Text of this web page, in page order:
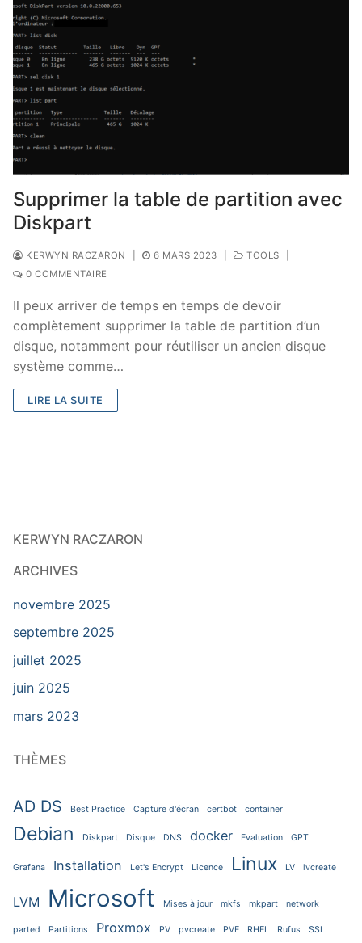
Supprimer la table de partition avec
Diskpart
KERWYN RACZARON 6 MARS 2023 TOOLS
0 COMMENTAIRE
Il peux arriver de temps en temps de devoir
complètement supprimer la table de partition d’un
disque, notamment pour réutiliser un ancien disque
système comme…
LIRE LA SUITE
KERWYN RACZARON
ARCHIVES
novembre 2025
septembre 2025
juillet 2025
juin 2025
mars 2023
THÈMES
AD DS Best Practice Capture d'écran certbot container
Debian Diskpart Disque DNS docker Evaluation GPT
Grafana Installation Let's Encrypt Licence Linux LV lvcreate
LVM Microsoft Mises à jour mkfs mkpart network
parted Partitions Proxmox PV pvcreate PVE RHEL Rufus SSL